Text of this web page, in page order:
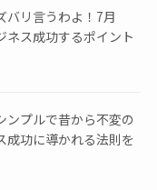
バリ言うわよ！7月
ネス成功するポイント
ンプルで昔から不変の
成功に導かれる法則を